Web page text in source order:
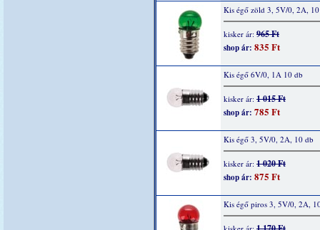
Kis égő zöld 3, 5V/0, 2A,
kisker ár: 965 Ft
shop ár: 835 Ft
Kis égő 6V/0, 1A 10 db
kisker ár: 1 015 Ft
shop ár: 785 Ft
Kis égő 3, 5V/0, 2A, 10 db
kisker ár: 1 020 Ft
shop ár: 875 Ft
Kis égő piros 3, 5V/0, 2A,